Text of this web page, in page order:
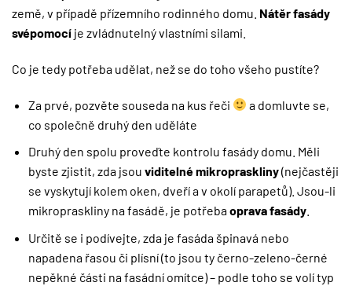
země, v případě přízemního rodinného domu. Nátěr fasády
svépomocí je zvládnutelný vlastními silami.
Co je tedy potřeba udělat, než se do toho všeho pustíte?
Za prvé, pozvěte souseda na kus řeči
a domluvte se,
co společně druhý den uděláte
Druhý den spolu proveďte kontrolu fasády domu. Měli
byste zjistit, zda jsou viditelné mikropraskliny(nejčastěji
se vyskytují kolem oken, dveří a v okolí parapetů). Jsou-li
mikropraskliny na fasádě, je potřebaoprava fasády.
Určitě se i podívejte, zda je fasáda špinavá nebo
napadena řasou či plísní (to jsou ty černo-zeleno-černé
nepěkné části na fasádní omítce) – podle toho se volí typ